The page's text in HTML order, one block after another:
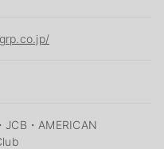
・AMERICAN